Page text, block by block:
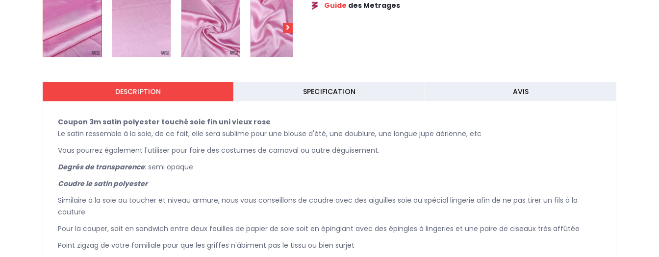
Guide des Metrages
DESCRIPTION SPECIFICATION AVIS
Coupon 3m satin polyester touché soie fin uni vieux rose
Le satin ressemble à la soie, de ce fait, elle sera sublime pour une blouse d'été, une doublure, une longue jupe aérienne, etc
Vous pourrez également l'utiliser pour faire des costumes de carnaval ou autre déguisement.
Degrés de transparence: semi opaque
Coudre le satin polyester
Similaire à la soie au toucher et niveau armure, nous vous conseillons de coudre avec des aiguilles soie ou spécial lingerie afin de ne pas tirer un fils à la
couture
Pour la couper, soit en sandwich entre deux feuilles de papier de soie soit en épinglant avec des épingles à lingeries et une paire de ciseaux très affûtée
Point zigzag de votre familiale pour que les griffes n'âbiment pas le tissu ou bien surjet